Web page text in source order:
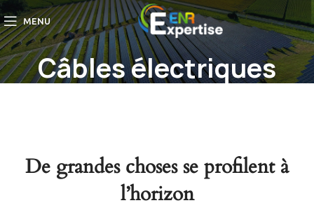
MENU
Câbles électriques
De grandes choses se profilent à
l’horizon